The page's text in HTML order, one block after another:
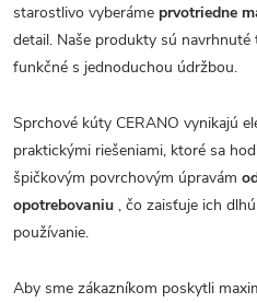
starostlivo vyberáme prvotriedne
detail. Naše produkty sú navrhnuté
funkčné s jednoduchou údržbou.
Sprchové kúty CERANO vynikajú
praktickými riešeniami, ktoré sa
špičkovým povrchovým úpravám
opotrebovaniu , čo zaisťuje ich
používanie.
Aby sme zákazníkom poskytli